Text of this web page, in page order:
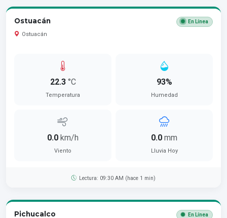
Ostuacán
Ostuacán
En Línea
22.3 °C
Temperatura
93%
Humedad
0.0 km/h
Viento
0.0 mm
Lluvia Hoy
Lectura: 09:30 AM (hace 1 min)
Pichucalco En Línea